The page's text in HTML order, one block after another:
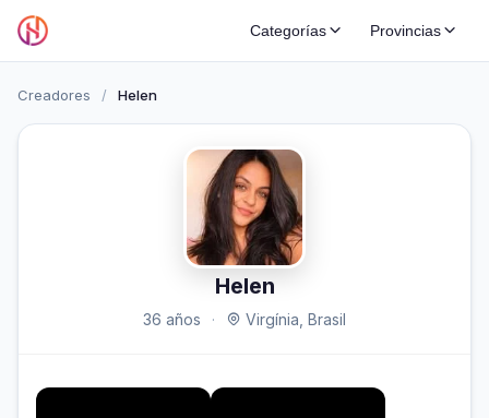
Categorías Provincias
Creadores / Helen
Helen
36 años · Virgínia, Brasil